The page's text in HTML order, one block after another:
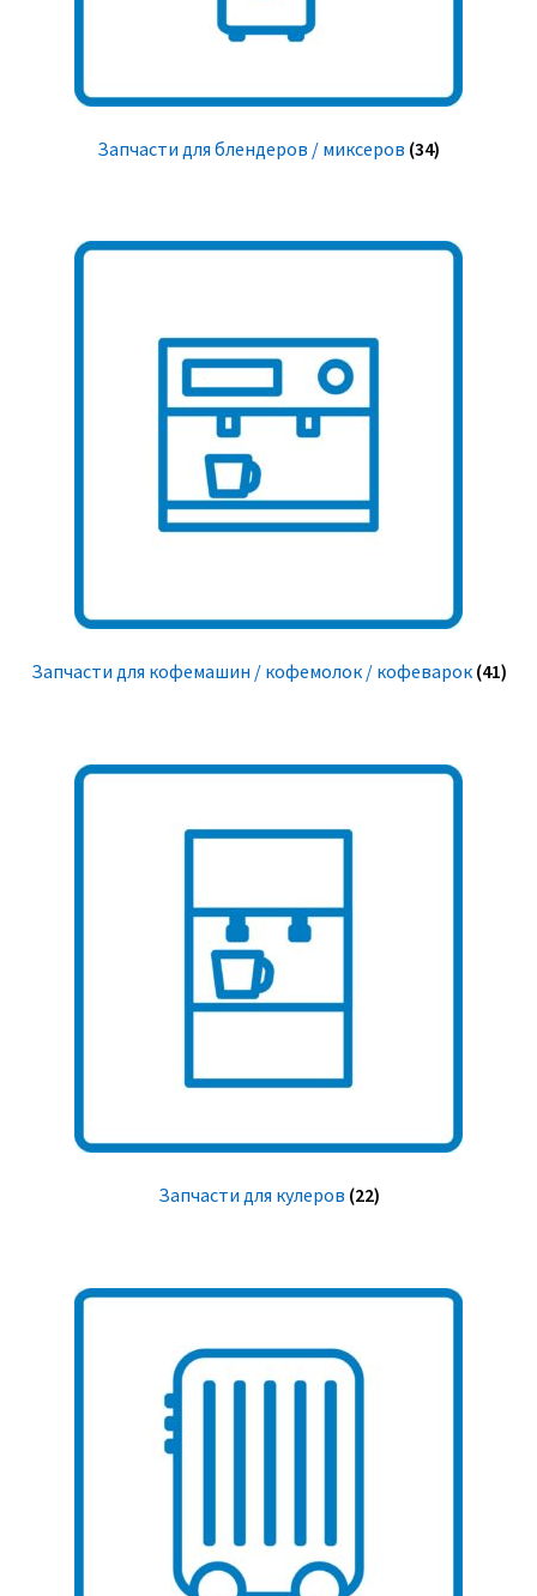
Запчасти для блендеров / миксеров (34)
Запчасти для кофемашин / кофемолок / кофеварок (41)
Запчасти для кулеров (22)